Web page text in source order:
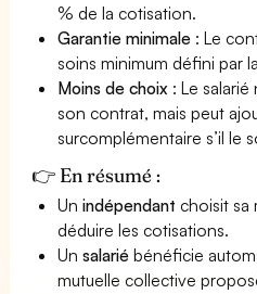
% de la cotisation.
Garantie minimale : Le
soins minimum défini par
Moins de choix : Le
son contrat, mais peut
surcomplémentaire s’il le
👉 En résumé :
Unindépendant choisit sa
déduire les cotisations.
Unsalarié bénéficie
mutuelle collective